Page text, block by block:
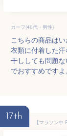
カーフ(40代・男性)
こちらの商品は
衣類に付着した
干ししても問題
でおすすめですよ
17th